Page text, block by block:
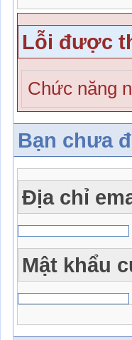
Lỗi được
Chức năng
Bạn chưa
Địa chỉ
Mật khẩu